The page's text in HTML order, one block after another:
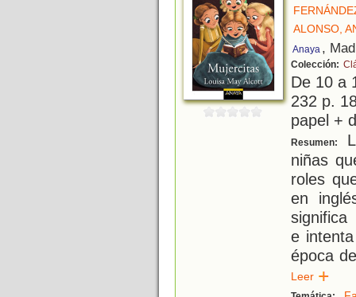
ALONSO,
Anaya ,
Colección:
De 10 a
232 p.
papel +
Resumen:
niñas
roles
en
significa
e
época
Leer